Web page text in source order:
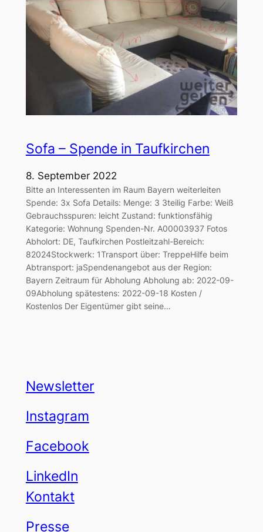
Sofa – Spende in Taufkirchen
8. September 2022
Bitte an Interessenten im Raum Bayern weiterleiten
Spende: 3x Sofa Details: Menge: 3 3teilig Farbe: Weiß
Gebrauchsspuren: leicht Zustand: funktionsfähig
Kategorie: Wohnung Spenden-Nr. A00003937 Fotos
Abholort: DE, Taufkirchen Postleitzahl-Bereich:
82024Stockwerk: 1Transport über: TreppeHilfe beim
Abtransport: jaSpendenangebot aus der Region:
Bayern Zeitraum für Abholung Abholung ab: 2022-09-
09Abholung spätestens: 2022-09-18 Kosten /
Kostenlos Der Eigentümer gibt seine…
Newsletter
Instagram
Facebook
LinkedIn
Kontakt
Presse